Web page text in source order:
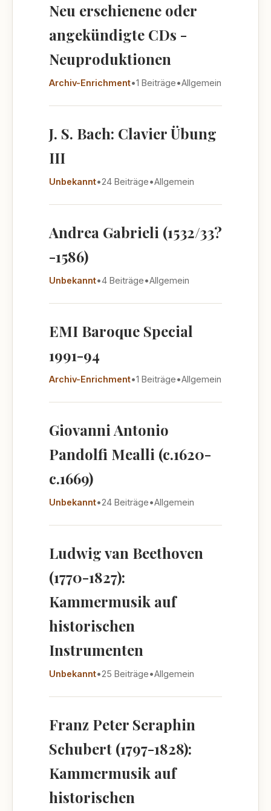
Neu erschienene oder
angekündigte CDs -
Neuproduktionen
Archiv-Enrichment•1 Beiträge•Allgemein
J. S. Bach: Clavier Übung
III
Unbekannt•24 Beiträge•Allgemein
Andrea Gabrieli (1532/33?
-1586)
Unbekannt•4 Beiträge•Allgemein
EMI Baroque Special
1991-94
Archiv-Enrichment•1 Beiträge•Allgemein
Giovanni Antonio
Pandolfi Mealli (c.1620-
c.1669)
Unbekannt•24 Beiträge•Allgemein
Ludwig van Beethoven
(1770-1827):
Kammermusik auf
historischen
Instrumenten
Unbekannt•25 Beiträge•Allgemein
Franz Peter Seraphin
Schubert (1797-1828):
Kammermusik auf
historischen